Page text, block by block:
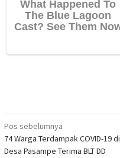
Navigasi
pos
Pos sebelumnya
74 Warga Terdampak COVID-19 di
Desa Pasampe Terima BLT DD